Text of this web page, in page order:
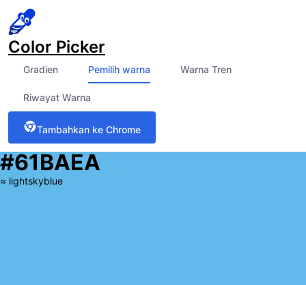
Color Picker
Gradien Pemilih warna Warna Tren
Riwayat Warna
Tambahkan ke Chrome
#61BAEA
≈ lightskyblue